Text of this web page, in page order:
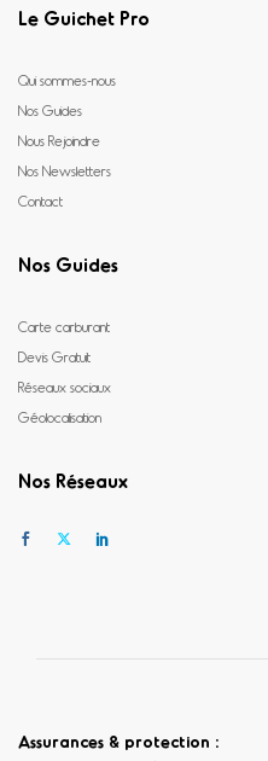
Le Guichet Pro
Qui sommes-nous
Nos Guides
Nous Rejoindre
Nos Newsletters
Contact
Nos Guides
Carte carburant
Devis Gratuit
Réseaux sociaux
Géolocalisation
Nos Réseaux
Assurances & protection :